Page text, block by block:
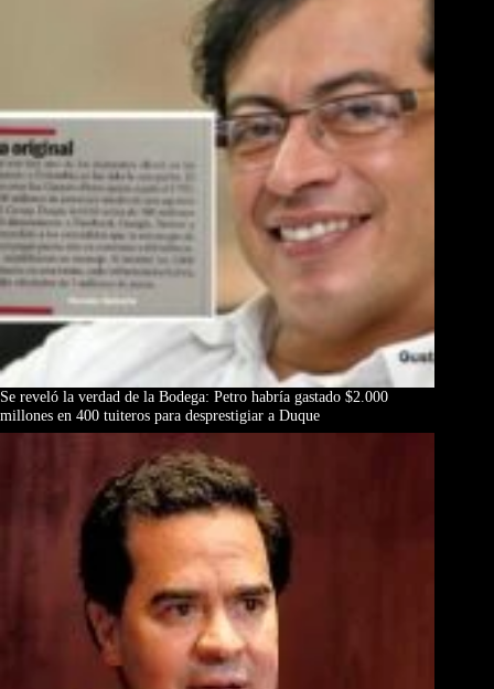
Se reveló la verdad de la Bodega: Petro habría gastado $2.000
millones en 400 tuiteros para desprestigiar a Duque